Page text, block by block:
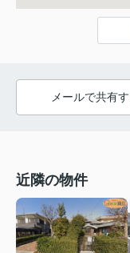
メールで共有
近隣の物件